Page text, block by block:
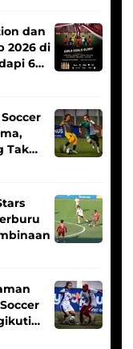
dan
2026 di
6
Tak